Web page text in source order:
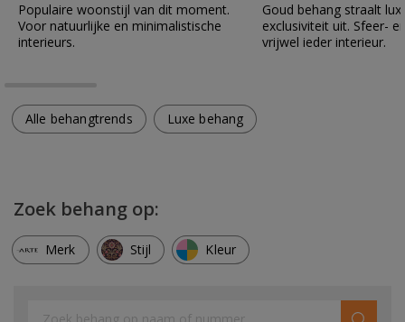
Populaire woonstijl van dit moment.
Voor natuurlijke en minimalistische
interieurs.
Goud behang straalt
exclusiviteit uit. Sfeer-
vrijwel ieder interieur.
Alle behangtrends Luxe behang
Zoek behang op:
Merk Stijl Kleur